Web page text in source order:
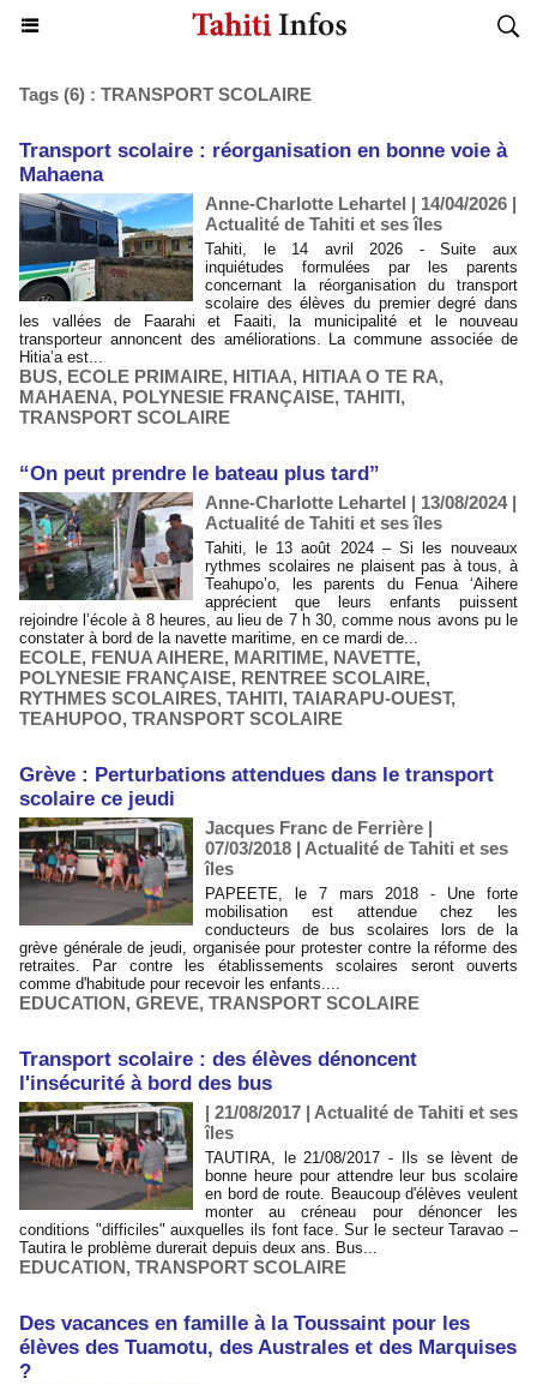
Tags (6) : TRANSPORT SCOLAIRE
​Transport scolaire : réorganisation en bonne voie à
Mahaena
Anne-Charlotte Lehartel | 14/04/2026 |
Actualité de Tahiti et ses îles
Tahiti, le 14 avril 2026 - Suite aux
inquiétudes formulées par les parents
concernant la réorganisation du transport
scolaire des élèves du premier degré dans
les vallées de Faarahi et Faaiti, la municipalité et le nouveau
transporteur annoncent des améliorations. La commune associée de
Hitia’a est...
BUS, ECOLE PRIMAIRE, HITIAA, HITIAA O TE RA,
MAHAENA, POLYNESIE FRANÇAISE, TAHITI,
TRANSPORT SCOLAIRE
“On peut prendre le bateau plus tard”
Anne-Charlotte Lehartel | 13/08/2024|
Actualité de Tahiti et ses îles
Tahiti, le 13 août 2024 – Si les nouveaux
rythmes scolaires ne plaisent pas à tous, à
Teahupo’o, les parents du Fenua ‘Aihere
apprécient que leurs enfants puissent
rejoindre l’école à 8 heures, au lieu de 7 h 30, comme nous avons pu le
constater à bord de la navette maritime, en ce mardi de...
ECOLE, FENUA AIHERE, MARITIME, NAVETTE,
POLYNESIE FRANÇAISE, RENTREE SCOLAIRE,
RYTHMES SCOLAIRES, TAHITI, TAIARAPU-OUEST,
TEAHUPOO, TRANSPORT SCOLAIRE
Grève : Perturbations attendues dans le transport
scolaire ce jeudi
Jacques Franc de Ferrière |
07/03/2018 | Actualité de Tahiti et ses
îles
PAPEETE, le 7 mars 2018 - Une forte
mobilisation est attendue chez les
conducteurs de bus scolaires lors de la
grève générale de jeudi, organisée pour protester contre la réforme des
retraites. Par contre les établissements scolaires seront ouverts
comme d'habitude pour recevoir les enfants....
EDUCATION, GREVE, TRANSPORT SCOLAIRE
Transport scolaire : des élèves dénoncent
l'insécurité à bord des bus
| 21/08/2017 | Actualité de Tahiti et ses
îles
TAUTIRA, le 21/08/2017 - Ils se lèvent de
bonne heure pour attendre leur bus scolaire
en bord de route. Beaucoup d'élèves veulent
monter au créneau pour dénoncer les
conditions "difficiles" auxquelles ils font face. Sur le secteur Taravao –
Tautira le problème durerait depuis deux ans. Bus...
EDUCATION, TRANSPORT SCOLAIRE
Des vacances en famille à la Toussaint pour les
élèves des Tuamotu, des Australes et des Marquises
?